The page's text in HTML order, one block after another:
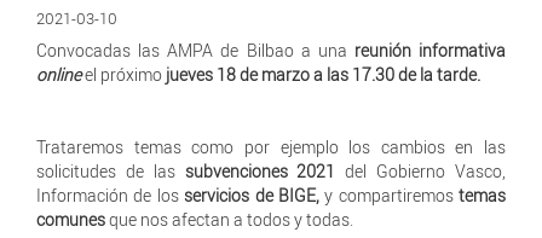
2021-03-10
Convocadas las AMPA de Bilbao a una reunión informativa
onlineel próximo jueves 18 de marzo a las 17.30 de la tarde.
Trataremos temas como por ejemplo los cambios en las
solicitudes de las subvenciones 2021 del Gobierno Vasco,
Información de losservicios de BIGE,y compartiremos temas
comunesque nos afectan a todos y todas.